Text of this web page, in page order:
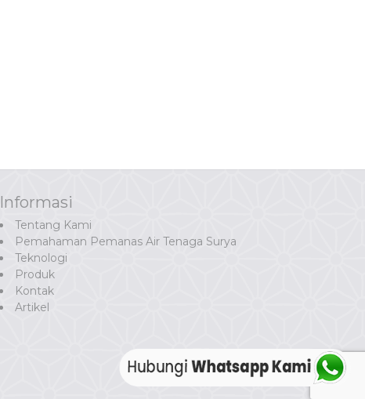
Informasi
Tentang Kami
Pemahaman Pemanas Air Tenaga Surya
Teknologi
Produk
Kontak
Artikel